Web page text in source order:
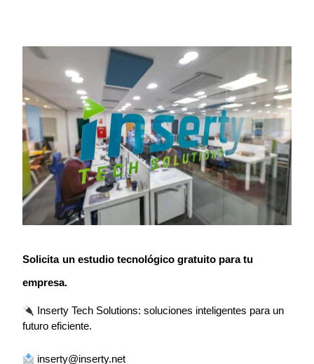
Solicita un estudio tecnológico gratuito para tu
empresa.
Inserty Tech Solutions: soluciones inteligentes para un
futuro eficiente.
inserty@inserty.net